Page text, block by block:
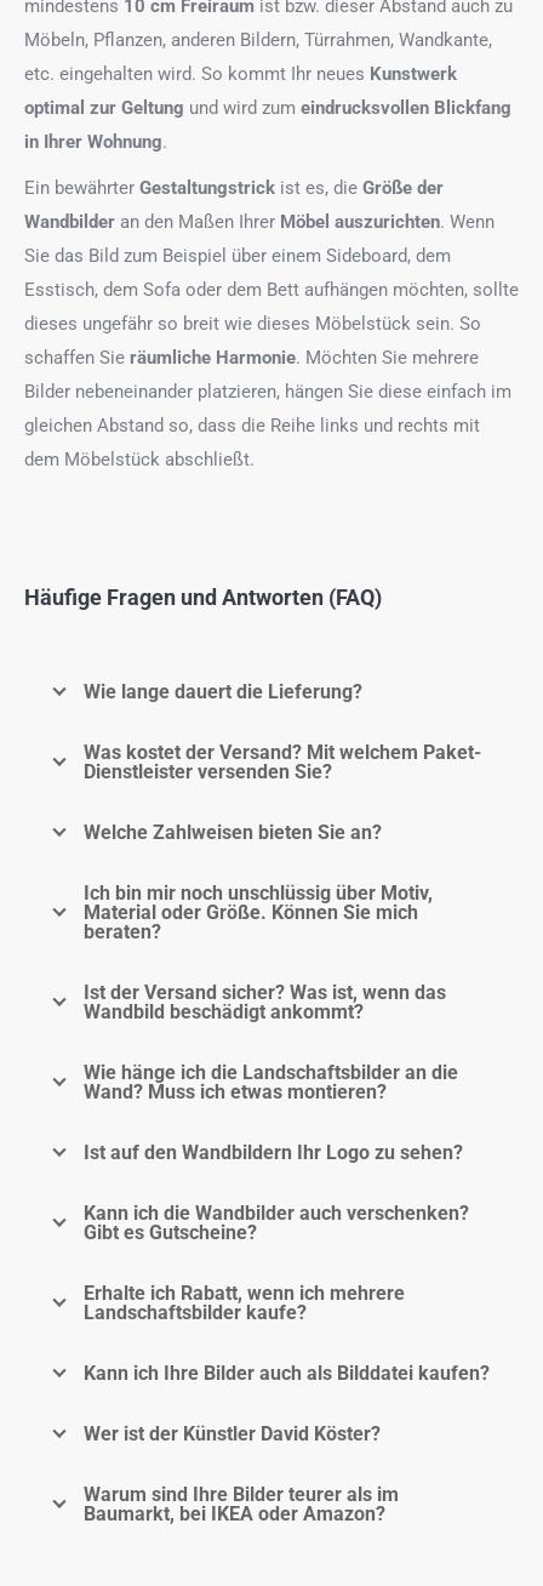
mindestens 10 cm Freiraum ist bzw. dieser Abstand auch zu
Möbeln, Pflanzen, anderen Bildern, Türrahmen, Wandkante,
etc. eingehalten wird. So kommt Ihr neues Kunstwerk
optimal zur Geltung und wird zum eindrucksvollen Blickfang
in Ihrer Wohnung.
Ein bewährter Gestaltungstrick ist es, die Größe der
Wandbilder an den Maßen Ihrer Möbel auszurichten. Wenn
Sie das Bild zum Beispiel über einem Sideboard, dem
Esstisch, dem Sofa oder dem Bett aufhängen möchten, sollte
dieses ungefähr so breit wie dieses Möbelstück sein. So
schaffen Sie räumliche Harmonie. Möchten Sie mehrere
Bilder nebeneinander platzieren, hängen Sie diese einfach im
gleichen Abstand so, dass die Reihe links und rechts mit
dem Möbelstück abschließt.
Häufige Fragen und Antworten (FAQ)
Wie lange dauert die Lieferung?
Was kostet der Versand? Mit welchem Paket-
Dienstleister versenden Sie?
Welche Zahlweisen bieten Sie an?
Ich bin mir noch unschlüssig über Motiv,
Material oder Größe. Können Sie mich
beraten?
Ist der Versand sicher? Was ist, wenn das
Wandbild beschädigt ankommt?
Wie hänge ich die Landschaftsbilder an die
Wand? Muss ich etwas montieren?
Ist auf den Wandbildern Ihr Logo zu sehen?
Kann ich die Wandbilder auch verschenken?
Gibt es Gutscheine?
Erhalte ich Rabatt, wenn ich mehrere
Landschaftsbilder kaufe?
Kann ich Ihre Bilder auch als Bilddatei kaufen?
Wer ist der Künstler David Köster?
Warum sind Ihre Bilder teurer als im
Baumarkt, bei IKEA oder Amazon?